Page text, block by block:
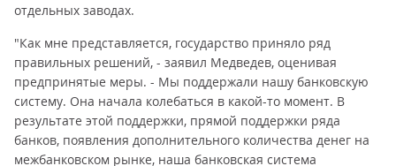
отдельных заводах.
"Как мне представляется, государство приняло ряд
правильных решений, - заявил Медведев, оценивая
предпринятые меры. - Мы поддержали нашу банковскую
систему. Она начала колебаться в какой-то момент. В
результате этой поддержки, прямой поддержки ряда
банков, появления дополнительного количества денег на
межбанковском рынке, наша банковская система